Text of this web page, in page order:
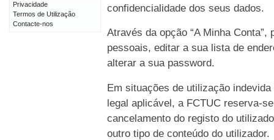
confidencialidade dos seus dados.
Através da opção “A Minha
pessoais, editar a sua lista de
alterar a sua password.
Em situações de utilização
legal aplicável, a FCTUC reserva-
cancelamento do registo do
outro tipo de conteúdo do utilizador.
Privacidade
Termos de Utilização
Contacte-nos